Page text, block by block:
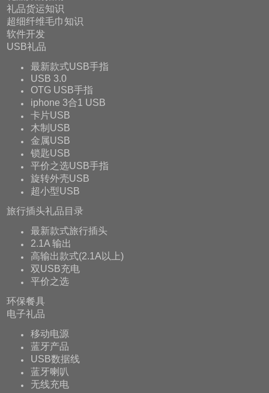
礼品货运知识
超细纤维毛巾知识
软件开发
USB礼品
最新款式USB手指
USB 3.0
OTG USB手指
iphone 3合1 USB
卡片USB
木制USB
金属USB
锁匙USB
平价之选USB手指
旋转外壳USB
超小型USB
旅行插头礼品目录
最新款式旅行插头
2.1A 输出
高输出款式(2.1A以上)
双USB充电
平价之选
环保餐具
电子礼品
移动电源
蓝牙产品
USB数据线
蓝牙喇叭
无线充电